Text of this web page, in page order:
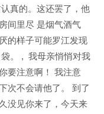
真的。这还罢了，他
间里尽 是烟气酒气
的样子可能罗江发现
。 , 我母亲悄悄对我
要注意啊！ 我注意
次不会请他了。 到了
没见你来了，今天来